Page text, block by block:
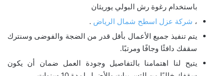
باستخدام رغوة رش البولي يوريثان
، شركة عزل اسطح شمال الرياض .
يتم تنفيذ جميع الأعمال بأقل قدر من الضجة والفوضى وسنترك
سقفك دافئًا وجافًا ومرتبًا.
يتيح لنا اهتمامنا بالتفاصيل وجودة العمل ضمان أن يكون